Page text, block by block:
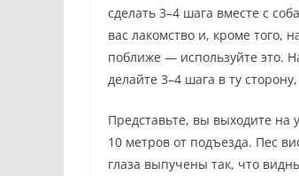
сделать 3–4 шага вместе с
вас лакомство и, кроме того,
поближе — используйте это.
делайте 3–4 шага в ту
Представьте, вы выходите на
10 метров от подъезда. Пес
глаза выпучены так, что